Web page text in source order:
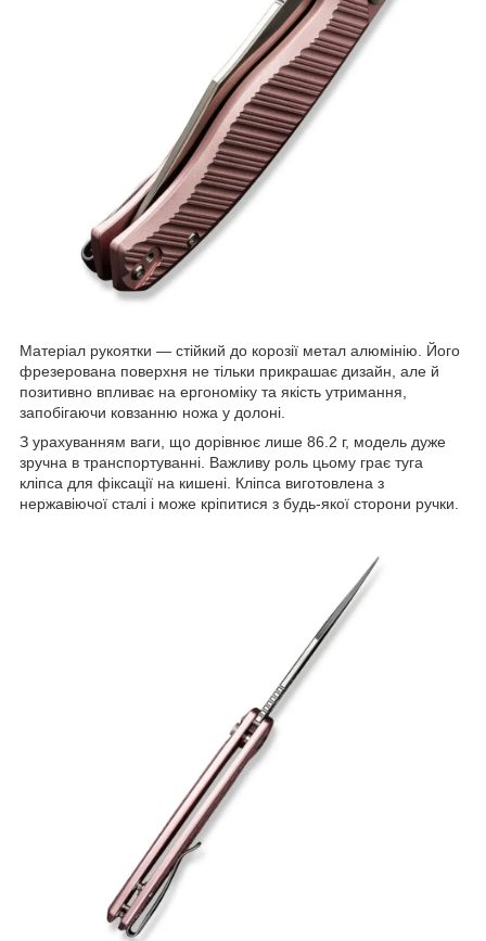
Матеріал рукоятки — стійкий до корозії метал алюмінію. Його
фрезерована поверхня не тільки прикрашає дизайн, але й
позитивно впливає на ергономіку та якість утримання,
запобігаючи ковзанню ножа у долоні.
З урахуванням ваги, що дорівнює лише 86.2 г, модель дуже
зручна в транспортуванні. Важливу роль цьому грає туга
кліпса для фіксації на кишені. Кліпса виготовлена ​​з
нержавіючої сталі і може кріпитися з будь-якої сторони ручки.